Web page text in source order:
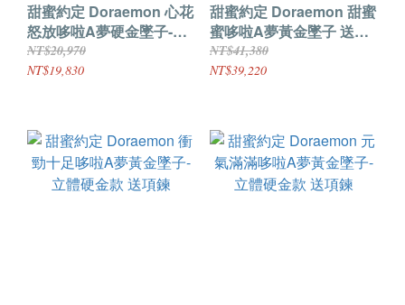
甜蜜約定 Doraemon 心花
怒放哆啦A夢硬金墜子-立
體硬金款 送項鍊
NT$20,970
NT$19,830
甜蜜約定 Doraemon 甜蜜
蜜哆啦A夢黃金墜子 送項
鍊
NT$41,380
NT$39,220